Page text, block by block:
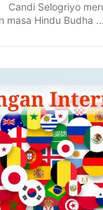
Selogriyo
masa Hindu Budha ...